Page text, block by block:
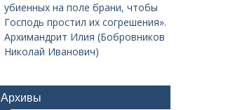
убиенных на поле брани, чтобы
Господь простил их согрешения».
Архимандрит Илия (Бобровников
Николай Иванович)
Архивы